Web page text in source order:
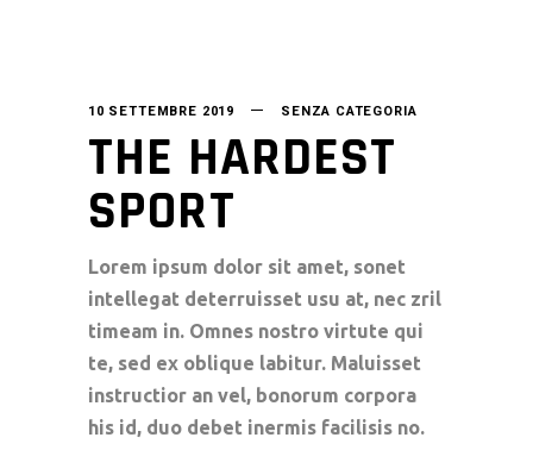
10 SETTEMBRE 2019 SENZA CATEGORIA
THE HARDEST
SPORT
Lorem ipsum dolor sit amet, sonet
intellegat deterruisset usu at, nec zril
timeam in. Omnes nostro virtute qui
te, sed ex oblique labitur. Maluisset
instructior an vel, bonorum corpora
his id, duo debet inermis facilisis no.